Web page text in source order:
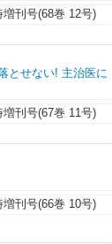
刊号(68巻 12号)
とせない! 主治医に
刊号(67巻 11号)
刊号(66巻 10号)